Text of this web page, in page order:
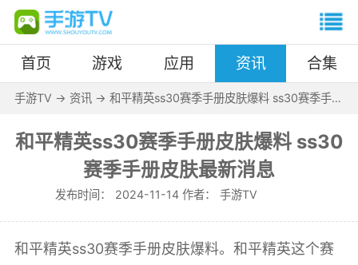
首页 游戏 应用 资讯 合集
手游TV -> 资讯-> 和平精英ss30赛季手册皮肤爆料 ss30赛季手册
和平精英ss30赛季手册皮肤爆料 ss30
赛季手册皮肤最新消息
发布时间： 2024-11-14 作者： 手游TV
和平精英ss30赛季手册皮肤爆料。和平精英这个赛